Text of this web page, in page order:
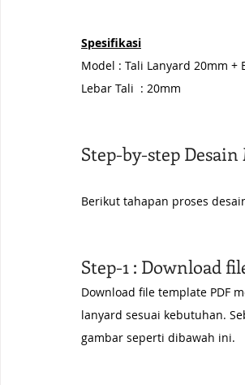
Spesifikasi
Model : Tali Lanyard 20mm +
Lebar Tali  : 20mm
Step-by-step
Berikut tahapan proses
Step-1 : Download
Download file template PDF
lanyard sesuai kebutuhan.
gambar seperti dibawah ini.